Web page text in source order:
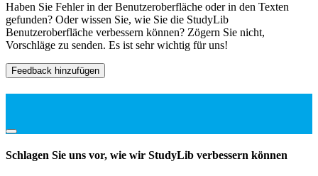
Haben Sie Fehler in der Benutzeroberfläche oder in den Texten
gefunden? Oder wissen Sie, wie Sie die StudyLib
Benutzeroberfläche verbessern können? Zögern Sie nicht,
Vorschläge zu senden. Es ist sehr wichtig für uns!
Feedback hinzufügen
Schlagen Sie uns vor, wie wir StudyLib verbessern können